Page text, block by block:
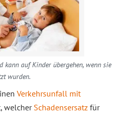
kann auf Kinder übergehen, wenn sie
wurden.
Verkehrsunfall mit
welcherSchadensersatz für